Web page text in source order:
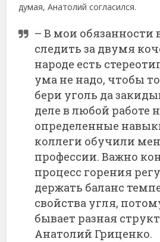
думая, Анатолий согласился.
– В мои обязанности
следить за двумя
народе есть
ума не надо, чтобы
бери уголь да
деле в любой работе
определенные
коллеги обучили
профессии. Важно
процесс горения
держать баланс
свойства угля,
бывает разная
Анатолий Гриценко.